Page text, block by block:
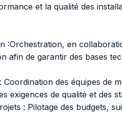
et la qualité des
:Orchestration, en
afin de garantir des bases
Coordination des équipes de
exigences de qualité et des
: Pilotage des budgets,